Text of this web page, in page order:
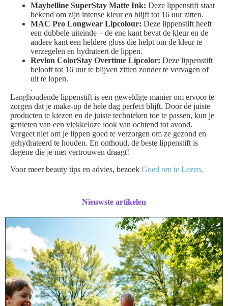
Maybelline SuperStay Matte Ink: Deze lippenstift staat
bekend om zijn intense kleur en blijft tot 16 uur zitten.
MAC Pro Longwear Lipcolour: Deze lippenstift heeft
een dubbele uiteinde – de ene kant bevat de kleur en de
andere kant een heldere gloss die helpt om de kleur te
verzegelen en hydrateert de lippen.
Revlon ColorStay Overtime Lipcolor: Deze lippenstift
belooft tot 16 uur te blijven zitten zonder te vervagen of
uit te lopen.
.
Langhoudende lippenstift is een geweldige manier om ervoor te
zorgen dat je make-up de hele dag perfect blijft. Door de juiste
producten te kiezen en de juiste technieken toe te passen, kun je
genieten van een vlekkeloze look van ochtend tot avond.
Vergeet niet om je lippen goed te verzorgen om ze gezond en
gehydrateerd te houden. En onthoud, de beste lippenstift is
degene die je met vertrouwen draagt!
Voor meer beauty tips en advies, bezoek Goed om te Lezen.
Nieuwste artikelen